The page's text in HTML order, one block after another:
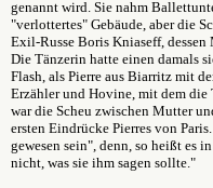
genannt wird. Sie nahm
"verlottertes" Gebäude, aber die
Exil-Russe Boris Kniaseff,
Die Tänzerin hatte einen damals
Flash, als Pierre aus Biarritz mit
Erzähler und Hovine, mit dem die
war die Scheu zwischen Mutter
ersten Eindrücke Pierres von
gewesen sein", denn, so heißt es
nicht, was sie ihm sagen sollte."